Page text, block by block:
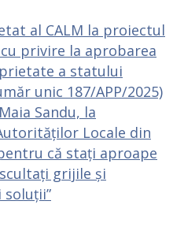
al CALM la proiectul
privire la aprobarea
a statului
unic 187/APP/2025)
Sandu, la
Locale din
că stați aproape
grijile și
soluții”